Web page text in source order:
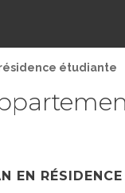
étudiante
EN